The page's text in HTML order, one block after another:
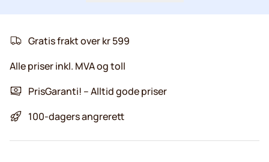
Gratis frakt over kr 599
Alle priser inkl. MVA og toll
PrisGaranti! – Alltid gode priser
100-dagers angrerett